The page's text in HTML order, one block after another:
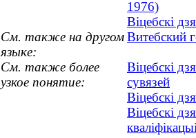
1976)
Віцебскі
См. также на другом
языке:
Витебский
См. также более
узкое понятие:
Віцебскі
сувязей
Віцебскі
Віцебскі